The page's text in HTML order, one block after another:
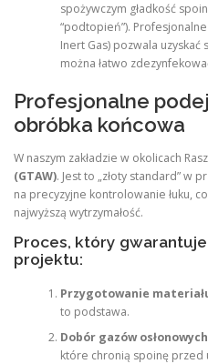
spożywczym gładkość
“podtopień”).
Inert Gas) pozwala
można łatwo
Profesjonalne
obróbka końcowa
W naszym zakładzie w okolicach
(GTAW). Jest to „złoty standard” w
na precyzyjne kontrolowanie łuku,
najwyższą wytrzymałość.
Proces, który
projektu:
Przygotowanie
to podstawa.
Dobór gazów
które chronią spoinę przed